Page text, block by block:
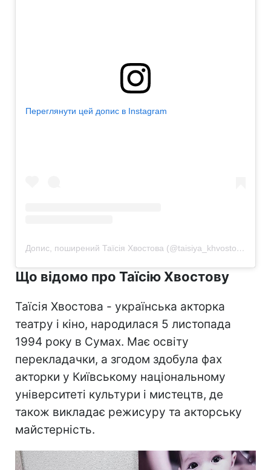
Переглянути цей допис в Instagram
Допис, поширений Таїсія Хвостова (@taisiya_khvostova)
Що відомо про Таїсію Хвостову
Таїсія Хвостова - українська акторка
театру і кіно, народилася 5 листопада
1994 року в Сумах. Має освіту
перекладачки, а згодом здобула фах
акторки у Київському національному
університеті культури і мистецтв, де
також викладає режисуру та акторську
майстерність.